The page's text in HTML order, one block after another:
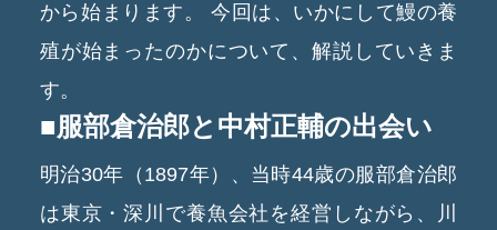
から始まります。
今回は、いかにして鰻の養
殖が始まったのかについて、解説していきま
す。
■服部倉治郎と中村正輔の出会い
明治30年（1897年）、当時44歳の服部倉治郎
は東京・深川で養魚会社を経営しながら、川